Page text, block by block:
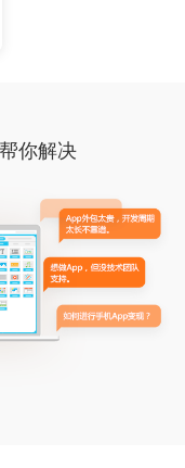
你解决